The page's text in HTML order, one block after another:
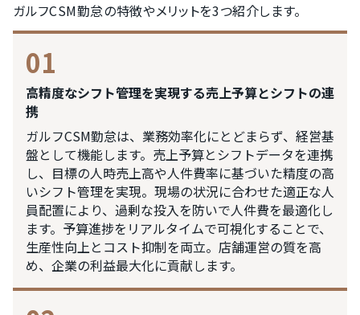
ガルフCSM勤怠の特徴やメリットを3つ紹介します。
01
高精度なシフト管理を実現する売上予算とシフトの連
携
ガルフCSM勤怠は、業務効率化にとどまらず、経営基
盤として機能します。売上予算とシフトデータを連携
し、目標の人時売上高や人件費率に基づいた精度の高
いシフト管理を実現。現場の状況に合わせた適正な人
員配置により、過剰な投入を防いで人件費を最適化し
ます。予算進捗をリアルタイムで可視化することで、
生産性向上とコスト抑制を両立。店舗運営の質を高
め、企業の利益最大化に貢献します。